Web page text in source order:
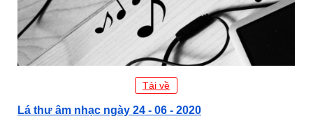
Tải về
Lá thư âm nhạc ngày 24 - 06 - 2020